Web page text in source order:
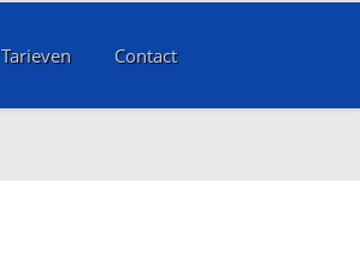
Tarieven Contact